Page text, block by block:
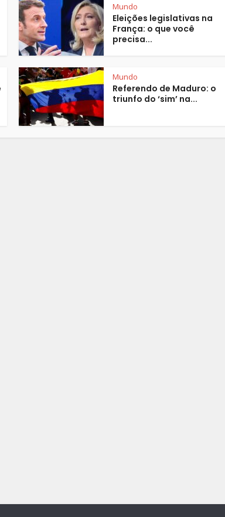
Mundo
Eleições legislativas na
França: o que você
precisa...
Mundo
Referendo de Maduro: o
triunfo do ‘sim’ na...